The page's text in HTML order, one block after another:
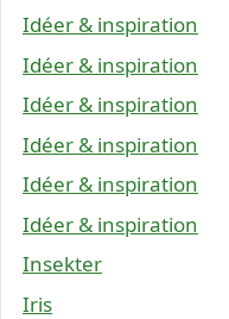
Idéer & inspiration
Idéer & inspiration
Idéer & inspiration
Idéer & inspiration
Idéer & inspiration
Idéer & inspiration
Insekter
Iris